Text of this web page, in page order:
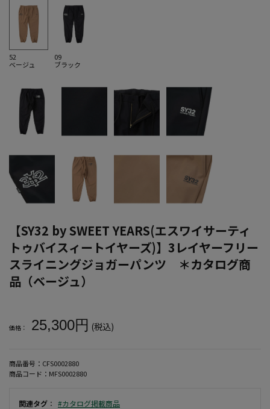
52
ベージュ
09
ブラック
【SY32 by SWEET YEARS(エスワイサーティ
トゥバイスィートイヤーズ)】3レイヤーフリー
スライニングジョガーパンツ ＊カタログ商
品（ベージュ）
価格： 25,300円 (税込)
商品番号： CFS0002880
商品コード： MFS0002880
関連タグ ： #カタログ掲載商品